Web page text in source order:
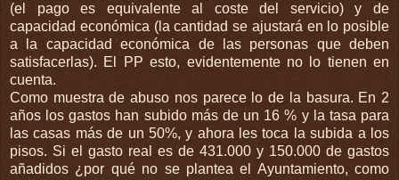
(el pago es equivalente al coste del servicio) y de
capacidad económica (la cantidad se ajustará en lo posible
a la capacidad económica de las personas que deben
satisfacerlas). El PP esto, evidentemente no lo tienen en
cuenta.
Como muestra de abuso nos parece lo de la basura. En 2
años los gastos han subido más de un 16 % y la tasa para
las casas más de un 50%, y ahora les toca la subida a los
pisos. Si el gasto real es de 431.000 y 150.000 de gastos
añadidos ¿por qué no se plantea el Ayuntamiento, como